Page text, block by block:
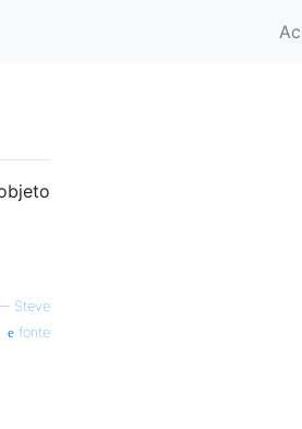
Steve
fonte